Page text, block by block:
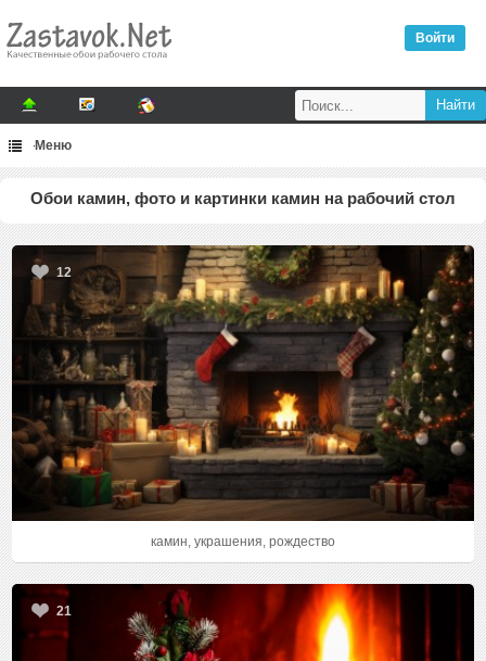
Войти
Меню
Обои камин, фото и картинки камин на рабочий стол
12
камин, украшения, рождество
21